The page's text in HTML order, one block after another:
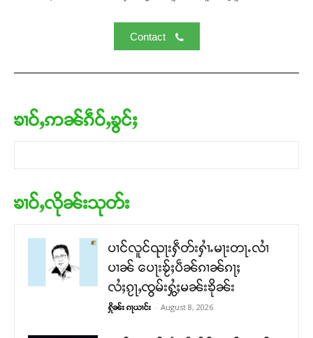
Contact
ၶၢဝ်ႇဢၼ်ၵဵဝ်ႇၶွင်ႈ
ၶၢဝ်ႇလိုၼ်းသုတ်း
ပၢင်လူင်ၺႃးႁဵတ်းႁၢႆႉမႃးတႃႉလၢႆ
ပၢၼ် ​​ပေႃးၶႂ်ႈပဵၼ်ၵၢၼ်ၵႃႈ
လႆႈၵႂႃႇၸွမ်းႁွႆႈမၼ်းၶိုၼ်း
ႁိုၼ်း ၵႃယၢင်း - August 8, 2026